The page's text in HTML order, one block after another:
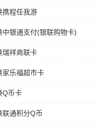
携程任我游
银通支付(银联购物卡)
瑞祥商联卡
家乐福超市卡
Q币卡
联通积分Q币